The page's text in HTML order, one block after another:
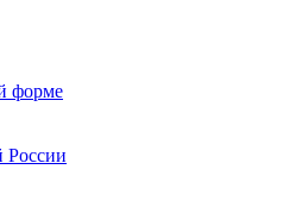
форме
России